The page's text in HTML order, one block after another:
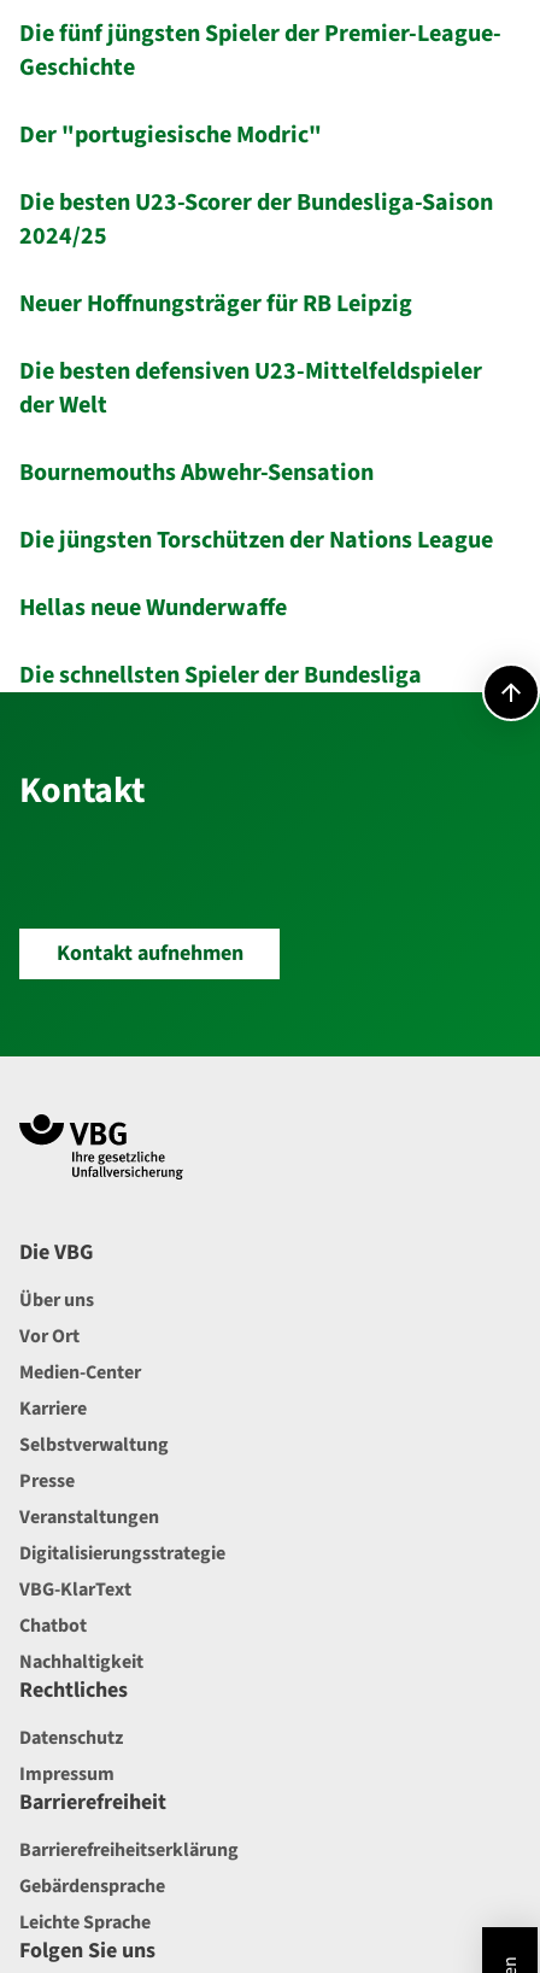
Die fünf jüngsten Spieler der Premier-League-
Geschichte
Der "portugiesische Modric"
Die besten U23-Scorer der Bundesliga-Saison
2024/25
Neuer Hoffnungsträger für RB Leipzig
Die besten defensiven U23-Mittelfeldspieler
der Welt
Bournemouths Abwehr-Sensation
Die jüngsten Torschützen der Nations League
Hellas neue Wunderwaffe
Die schnellsten Spieler der Bundesliga
Kontakt
Kontakt aufnehmen
Die VBG
Über uns
Vor Ort
Medien-Center
Karriere
Selbstverwaltung
Presse
Veranstaltungen
Digitalisierungsstrategie
VBG-KlarText
Chatbot
Nachhaltigkeit
Rechtliches
Datenschutz
Impressum
Barrierefreiheit
Barrierefreiheitserklärung
Gebärdensprache
Leichte Sprache
Folgen Sie uns